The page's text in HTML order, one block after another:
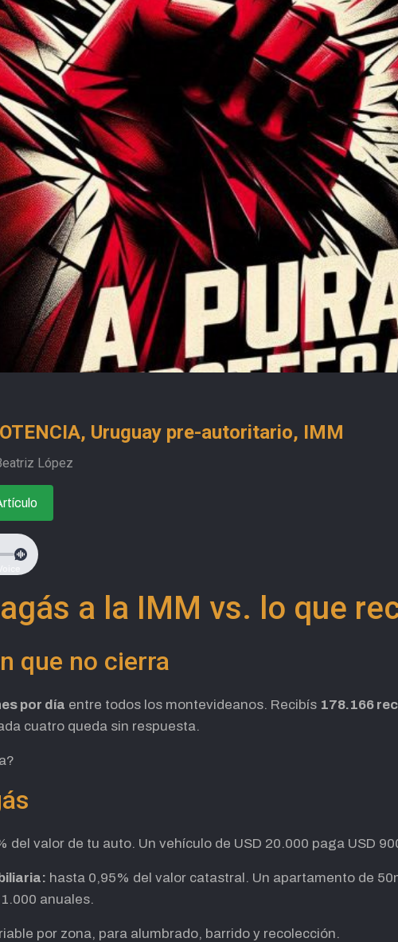
Uruguay pre-autoritario, IMM
López
a la IMM vs. lo que
que no cierra
por día entre todos los montevideanos. Recibís 178.166
cuatro queda sin respuesta.
del valor de tu auto. Un vehículo de USD 20.000 paga USD
hasta 0,95% del valor catastral. Un apartamento de
anuales.
por zona, para alumbrado, barrido y recolección.